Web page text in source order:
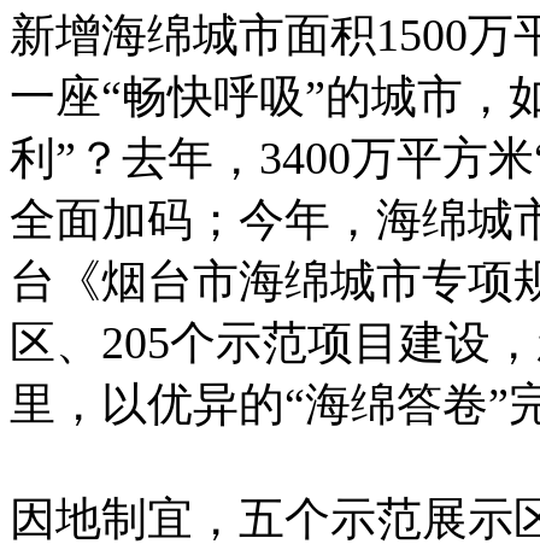
新增海绵城市面积1500万
一座“畅快呼吸”的城市，
利”？去年，3400万平方
全面加码；今年，海绵城
台《烟台市海绵城市专项
区、205个示范项目建设
里，以优异的“海绵答卷”
因地制宜，五个示范展示